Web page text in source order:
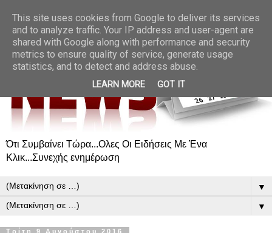
Ότι Συμβαίνει Τώρα...Ολες Οι Ειδήσεις Με Ένα
Κλικ...Συνεχής ενημέρωση
▼
▼
Τρίτη 9 Αυγούστου 2016
This site uses cookies from Google to deliver its services
and to analyze traffic. Your IP address and user-agent are
shared with Google along with performance and security
metrics to ensure quality of service, generate usage
statistics, and to detect and address abuse.
LEARN MORE GOT IT